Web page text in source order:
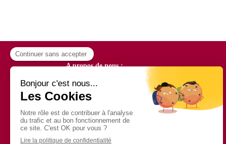
A propos de nous :
Qui sommes-nous ?
Nous contacter